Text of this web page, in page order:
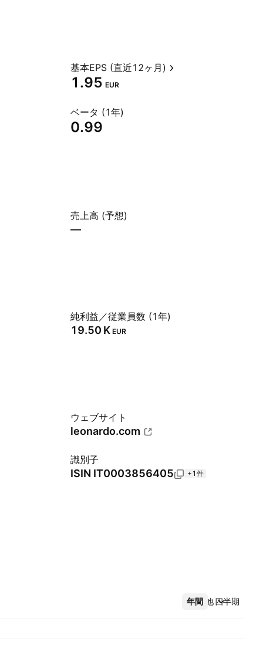
基本EPS (直近12ヶ月)
1.95 EUR
ベータ (1年)
0.99
売上高 (予想)
—
純利益／従業員数 (1年)
‪19.50 K‬ EUR
ウェブサイト
leonardo.com
識別子
ISIN IT0003856405 +1件
年間 四半期
その他